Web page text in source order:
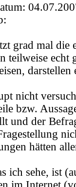
grad mal die
teilweise echt
darstellen
nicht
bzw.
und der
hätten
ich sehe, ist